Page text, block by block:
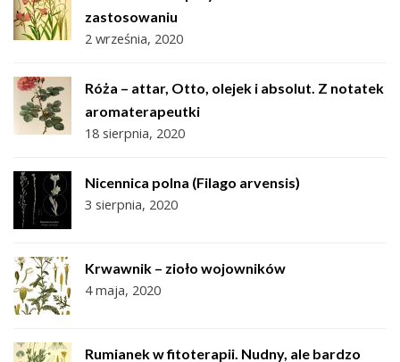
zastosowaniu
2 września, 2020
Róża – attar, Otto, olejek i absolut. Z notatek
aromaterapeutki
18 sierpnia, 2020
Nicennica polna (Filago arvensis)
3 sierpnia, 2020
Krwawnik – zioło wojowników
4 maja, 2020
Rumianek w fitoterapii. Nudny, ale bardzo